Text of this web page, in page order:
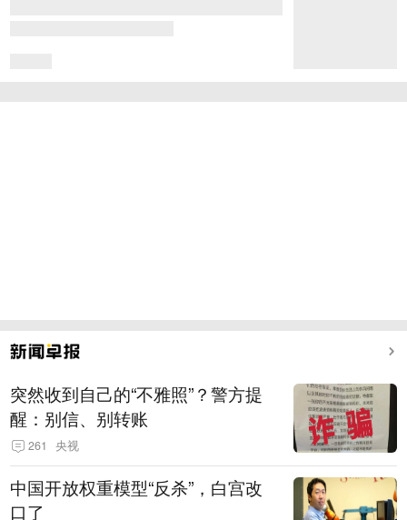
突然收到自己的“不雅照”？警方提
醒：别信、别转账
261 央视
中国开放权重模型“反杀”，白宫改
口了